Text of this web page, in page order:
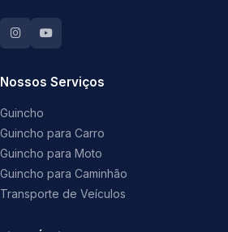
Nossos Serviços
Guincho
Guincho para Carro
Guincho para Moto
Guincho para Caminhão
Transporte de Veículos